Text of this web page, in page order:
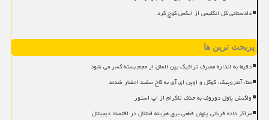
دادستانی کل انگلیس از ایکس کوچ کرد
پربحث ترین ها
دقیقا به اندازه مصرف ترافیک بین الملل از حجم بسته کسر می شود
متا، آنتروپیک، گوگل و اوپن ای آی به کاخ سفید احضار شدند
واکنش پاول دوروف به حذف تلگرام از اپ استور
مراکز داده قربانی پنهان قطعی برق هزینه اختلال در اقتصاد دیجیتال